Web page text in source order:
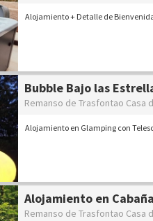
Alojamiento + Detalle de
Bubble Bajo las
Remanso de Trasfontao Casa
Alojamiento en Glamping con
Alojamiento en
Remanso de Trasfontao Casa